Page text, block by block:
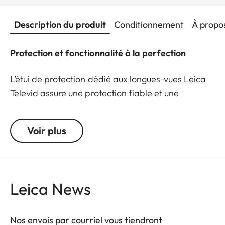
Description du produit Conditionnement À
Protection et fonctionnalité à la perfection
L’étui de protection dédié aux longues-vues Leica
Televid assure une protection fiable et une
conditions. Grâce à un système de fixation
parfaitement étudié disposant de fenêtres
l’usage en permanence : elle s’utilise et se
l’étui. L’étui protège efficacement la Leica Televid
Voir plus
Leica News
Nos envois par courriel vous tiendront